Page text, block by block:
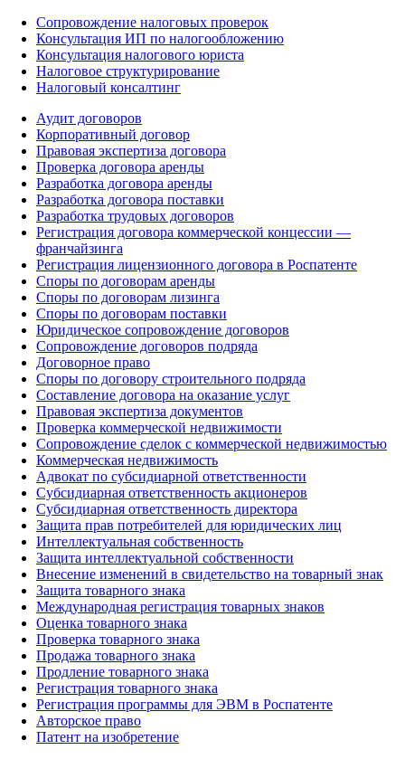
Сопровождение налоговых проверок
Консультация ИП по налогообложению
Консультация налогового юриста
Налоговое структурирование
Налоговый консалтинг
Аудит договоров
Корпоративный договор
Правовая экспертиза договора
Проверка договора аренды
Разработка договора аренды
Разработка договора поставки
Разработка трудовых договоров
Регистрация договора коммерческой концессии —
франчайзинга
Регистрация лицензионного договора в Роспатенте
Споры по договорам аренды
Споры по договорам лизинга
Споры по договорам поставки
Юридическое сопровождение договоров
Сопровождение договоров подряда
Договорное право
Споры по договору строительного подряда
Составление договора на оказание услуг
Правовая экспертиза документов
Проверка коммерческой недвижимости
Сопровождение сделок с коммерческой недвижимостью
Коммерческая недвижимость
Адвокат по субсидиарной ответственности
Субсидиарная ответственность акционеров
Субсидиарная ответственность директора
Защита прав потребителей для юридических лиц
Интеллектуальная собственность
Защита интеллектуальной собственности
Внесение изменений в свидетельство на товарный знак
Защита товарного знака
Международная регистрация товарных знаков
Оценка товарного знака
Проверка товарного знака
Продажа товарного знака
Продление товарного знака
Регистрация товарного знака
Регистрация программы для ЭВМ в Роспатенте
Авторское право
Патент на изобретение